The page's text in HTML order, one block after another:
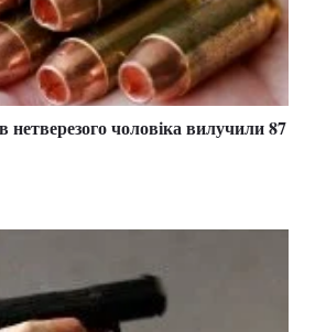
чоловіка вилучили 87